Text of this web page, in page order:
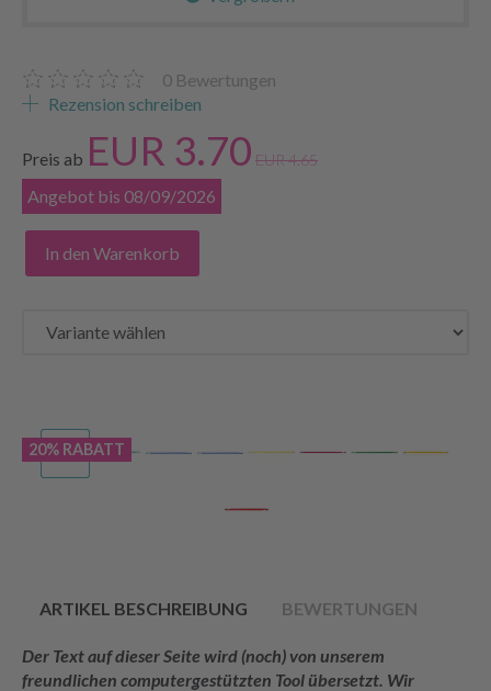
0 Bewertungen
Rezension schreiben
Preis ab EUR 3.70 EUR 4.65
Angebot bis 08/09/2026
In den Warenkorb
20% RABATT
ARTIKEL BESCHREIBUNG BEWERTUNGEN
Der Text auf dieser Seite wird (noch) von unserem
freundlichen computergestützten Tool übersetzt. Wir